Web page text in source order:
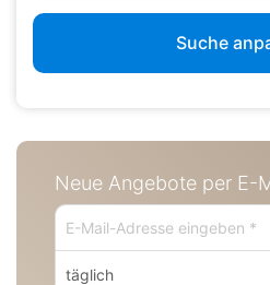
Suche
Neue Angebote per E-
täglich